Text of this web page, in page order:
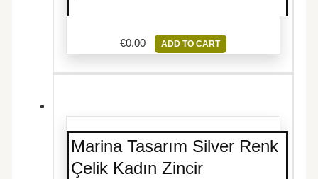
€0.00 ADD TO CART
Marina Tasarım Silver Renk
Çelik Kadın Zincir